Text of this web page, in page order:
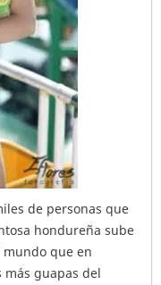
de personas que
hondureña sube
que en
guapas del